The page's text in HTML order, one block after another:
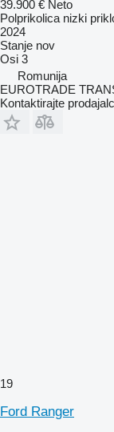
39.900 € Neto
Polprikolica nizki
2024
Stanje nov
Osi 3
Romunija
EUROTRADE
Kontaktirajte
19
Ford Ranger